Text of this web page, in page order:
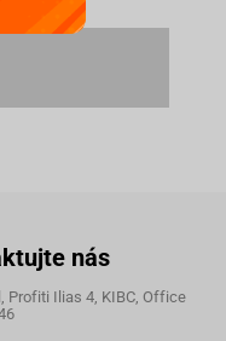
nás
Profiti Ilias 4, KIBC, Office